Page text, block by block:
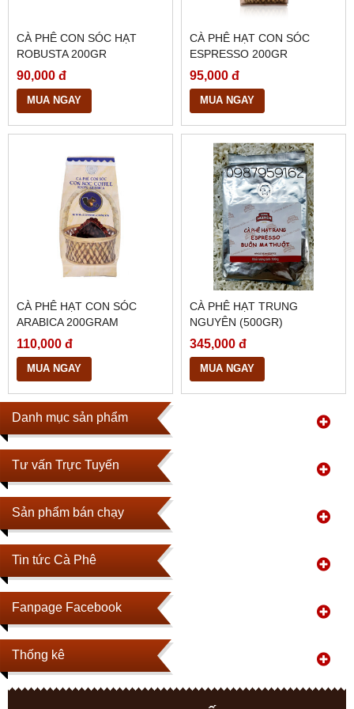
Danh mục sản phẩm
Tư vấn Trực Tuyến
Sản phẩm bán chạy
Tin tức Cà Phê
Fanpage Facebook
Thống kê
CÀ PHÊ CON SÓC HẠT
ROBUSTA 200GR
90,000 đ
MUA NGAY
CÀ PHÊ HẠT CON SÓC
ESPRESSO 200GR
95,000 đ
MUA NGAY
CÀ PHÊ HẠT CON SÓC
ARABICA 200GRAM
110,000 đ
MUA NGAY
CÀ PHÊ HẠT TRUNG
NGUYÊN (500GR)
345,000 đ
MUA NGAY